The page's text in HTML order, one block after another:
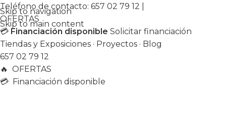
Skip to navigation
Skip to main content
Teléfono de contacto: 657 02 79 12
OFERTAS
💳 Financiación disponible Solicitar financiación
Tiendas y Exposiciones · Proyectos · Blog
657 02 79 12
🔥 OFERTAS
💳 Financiación disponible